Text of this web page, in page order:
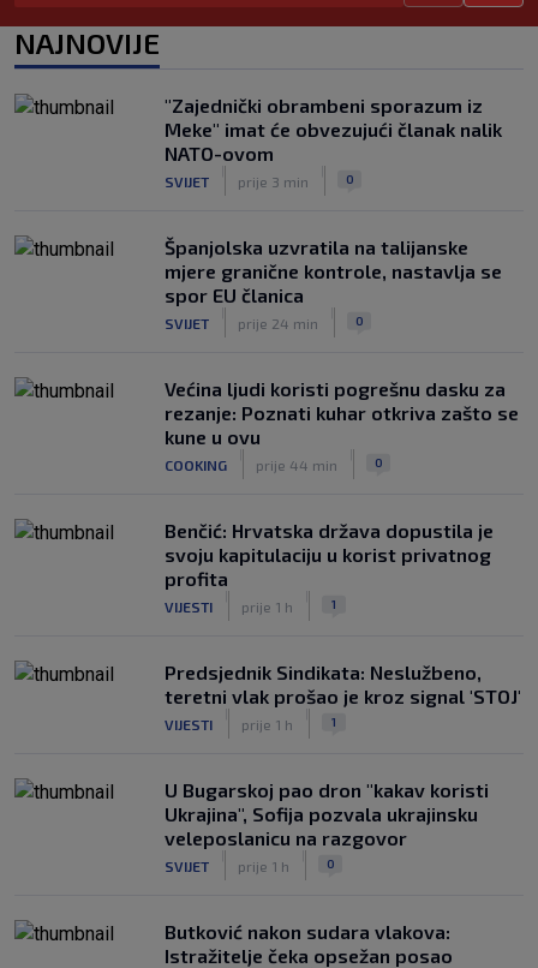
pogotkom ušao u sezonu
SK
|
prije 4 h
Propao transfer Kramarićevog
suigrača u Leipzig
NAJNOVIJE
"Zajednički obrambeni sporazum iz
Meke" imat će obvezujući članak nalik
NATO-ovom
SVIJET prije 3 min 0
Španjolska uzvratila na talijanske
mjere granične kontrole, nastavlja se
spor EU članica
SVIJET prije 24 min 0
Većina ljudi koristi pogrešnu dasku za
rezanje: Poznati kuhar otkriva zašto se
kune u ovu
COOKING prije 44 min 0
Benčić: Hrvatska država dopustila je
svoju kapitulaciju u korist privatnog
profita
VIJESTI prije 1 h 1
Predsjednik Sindikata: Neslužbeno,
teretni vlak prošao je kroz signal 'STOJ'
VIJESTI prije 1 h 1
U Bugarskoj pao dron "kakav koristi
Ukrajina", Sofija pozvala ukrajinsku
veleposlanicu na razgovor
SVIJET prije 1 h 0
Butković nakon sudara vlakova:
Istražitelje čeka opsežan posao